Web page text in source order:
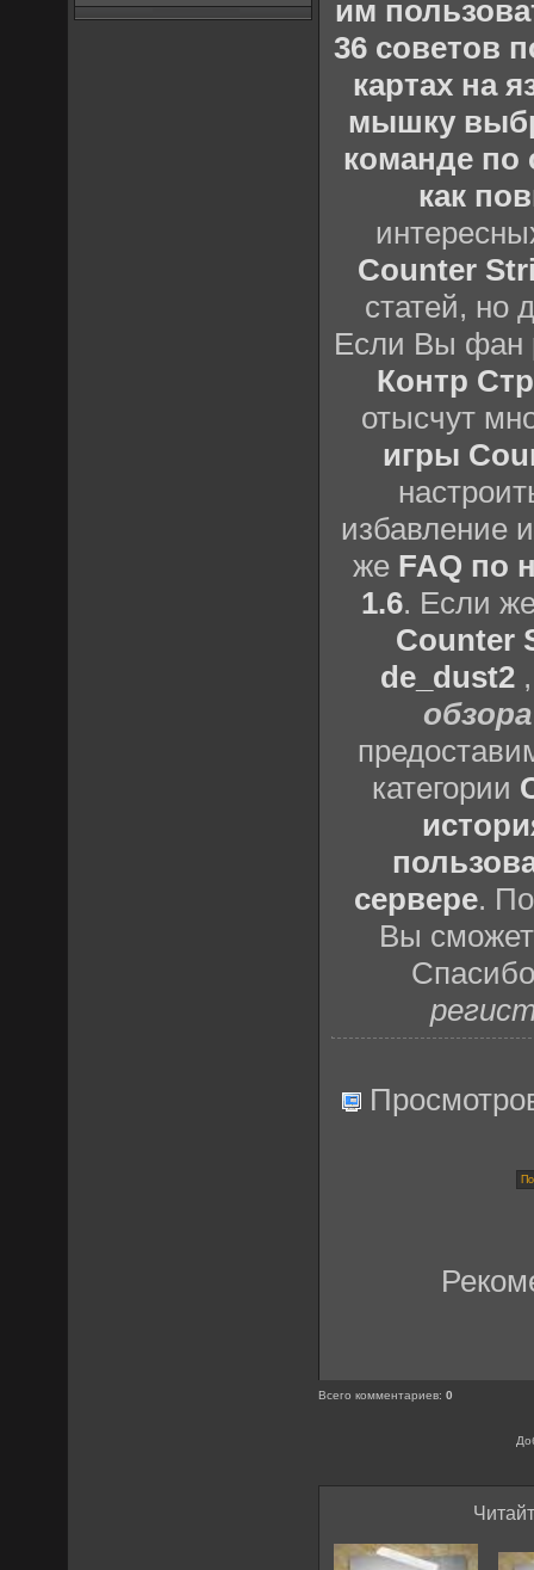
им
36 советов
картах на
мышку
команде по
как
Counter
статей, но
Если Вы фан
Контр
отысчут
игры
избавление
же FAQ по
1.6. Если
Counter
de_dust2
категории
сервере.
Вы
Всего комментариев:0